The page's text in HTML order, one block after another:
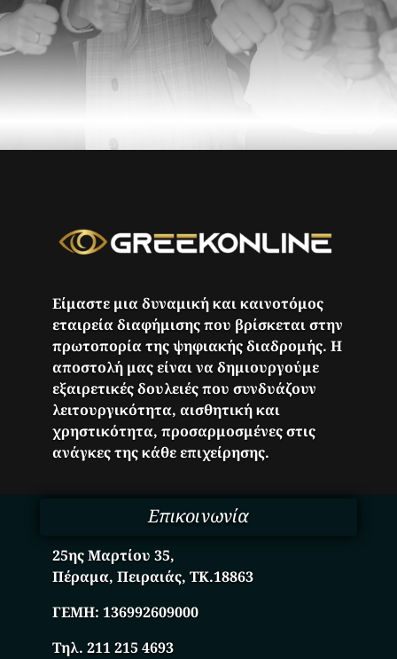
Είμαστε μια δυναμική και καινοτόμος
εταιρεία διαφήμισης που βρίσκεται στην
πρωτοπορία της ψηφιακής διαδρομής. Η
αποστολή μας είναι να δημιουργούμε
εξαιρετικές δουλειές που συνδυάζουν
λειτουργικότητα, αισθητική και
χρηστικότητα, προσαρμοσμένες στις
ανάγκες της κάθε επιχείρησης.
Επικοινωνία
25ης Μαρτίου 35,
Πέραμα, Πειραιάς, ΤΚ.18863
ΓΕΜΗ:136992609000
Τηλ. 211 215 4693